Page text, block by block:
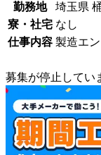
勤務地
埼玉県
寮・社宅 なし
仕事内容 製造エ
募集が停止してい